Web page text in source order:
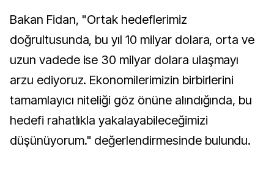
Bakan Fidan, "Ortak hedeflerimiz
doğrultusunda, bu yıl 10 milyar dolara, orta ve
uzun vadede ise 30 milyar dolara ulaşmayı
arzu ediyoruz. Ekonomilerimizin birbirlerini
tamamlayıcı niteliği göz önüne alındığında, bu
hedefi rahatlıkla yakalayabileceğimizi
düşünüyorum." değerlendirmesinde bulundu.